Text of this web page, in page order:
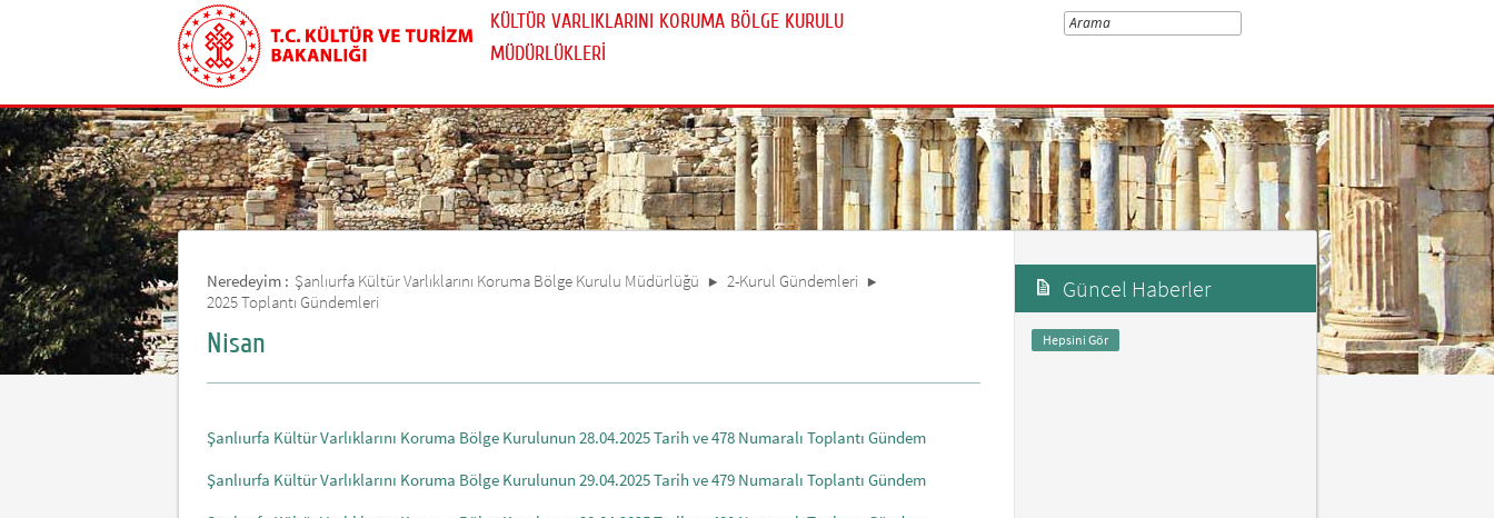
KÜLTÜR VARLIKLARINI KORUMA BÖLGE KURULU
MÜDÜRLÜKLERİ
Neredeyim : Şanlıurfa Kültür Varlıklarını Koruma Bölge Kurulu Müdürlüğü
2-Kurul Gündemleri
2025 Toplantı Gündemleri
Nisan
Şanlıurfa Kültür Varlıklarını Koruma Bölge Kurulunun 28.04.2025 Tarih ve 478 Numaralı Toplantı Gündem
Şanlıurfa Kültür Varlıklarını Koruma Bölge Kurulunun 29.04.2025 Tarih ve 479 Numaralı Toplantı Gündem
Güncel Haberler
Hepsini Gör